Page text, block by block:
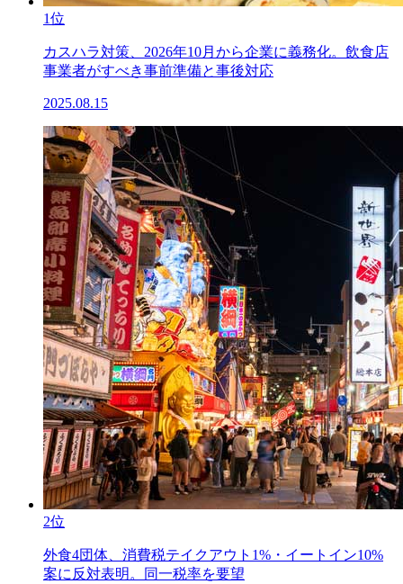
1位
カスハラ対策、2026年10月から企業に義務化。飲食店
事業者がすべき事前準備と事後対応
2025.08.15
2位
外食4団体、消費税テイクアウト1%・イートイン10%
案に反対表明。同一税率を要望